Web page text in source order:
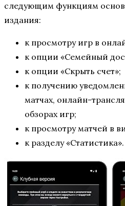
следующим функциям
издания:
к просмотру игр в
к опции «Семейный
к опции «Скрыть счет»;
к получению
матчах, онлайн-
обзорах игр;
к просмотру матчей в
к разделу «Статистика».